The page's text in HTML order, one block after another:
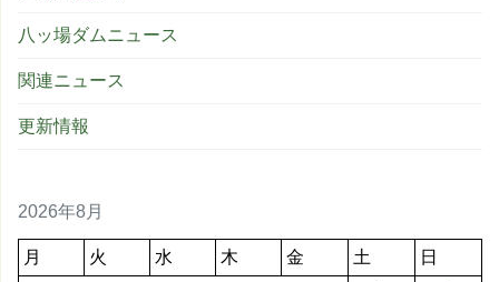
八ッ場ダムニュース
関連ニュース
更新情報
2026年8月
月 火 水 木 金 土
日